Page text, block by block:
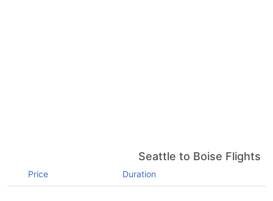
Seattle to Boise Flights
Duration
Price